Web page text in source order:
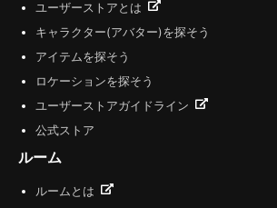
ユーザーストアとは
キャラクター(アバター)を探そう
アイテムを探そう
ロケーションを探そう
ユーザーストアガイドライン
公式ストア
ルーム
ルームとは